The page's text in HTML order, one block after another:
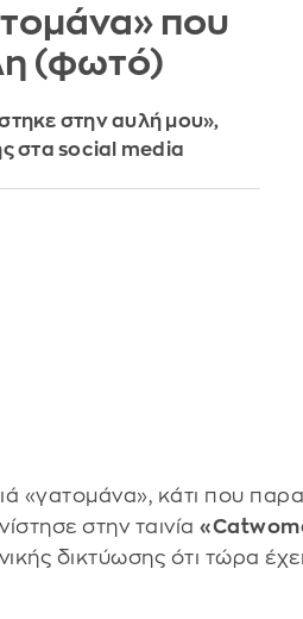
που
(φωτό)
στην αυλή μου»,
στα social media
«γατομάνα», κάτι που
στην ταινία
δικτύωσης ότι τώρα